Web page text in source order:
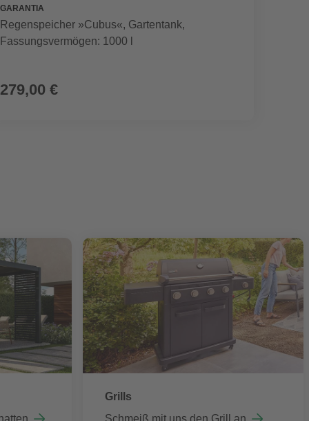
GARANTIA
Regenspeicher »Cubus«, Gartentank,
Fassungsvermögen: 1000 l
279,00 €
Grills
Schmeiß mit uns den Grill an